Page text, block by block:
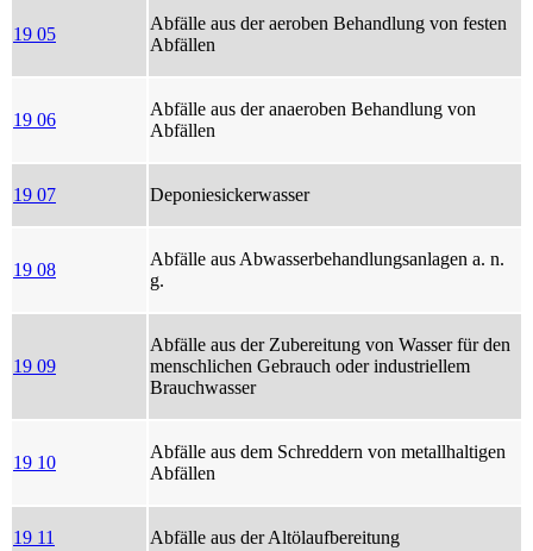
19 05
Abfälle aus der aeroben Behandlung von festen
Abfällen
19 06
Abfälle aus der anaeroben Behandlung von
Abfällen
19 07 Deponiesickerwasser
19 08
Abfälle aus Abwasserbehandlungsanlagen a. n.
g.
19 09
Abfälle aus der Zubereitung von Wasser für den
menschlichen Gebrauch oder industriellem
Brauchwasser
19 10
Abfälle aus dem Schreddern von metallhaltigen
Abfällen
19 11 Abfälle aus der Altölaufbereitung